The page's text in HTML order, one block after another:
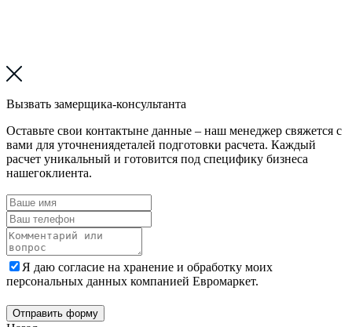
Вызвать замерщика-консультанта
Оставьте свои контактыне данные – наш менеджер свяжется с
вами для уточнениядеталей подготовки расчета. Каждый
расчет уникальный и готовится под специфику бизнеса
нашегоклиента.
Я даю согласие на хранение и обработку моих
персональных данных компанией Евромаркет.
Отправить форму